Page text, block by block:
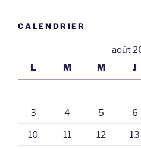
CALENDRIER
août
L
M M J
3 4 5 6
10 11 12 13